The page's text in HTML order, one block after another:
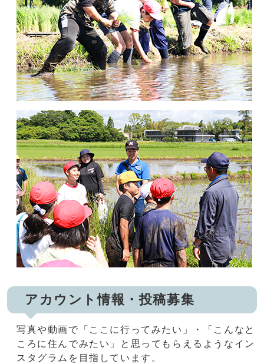
アカウント情報・投稿募集
写真や動画で「ここに行ってみたい」・「こんなと
ころに住んでみたい」と思ってもらえるようなイン
スタグラムを目指しています。